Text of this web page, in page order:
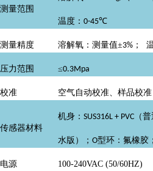
测量范围
温度： 0-45℃
测量精度 溶解氧：测量值±3% ；
压力范围 ≤0.3Mpa
校准 空气自动校准、样品校准
传感器材料
机身： SUS316L + PVC （
水版）； O型环：氟橡胶
电源 100-240VAC (50/60HZ)